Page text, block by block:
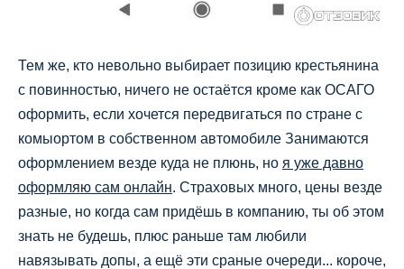
Тем же, кто невольно выбирает позицию крестьянина
с повинностью, ничего не остаётся кроме как ОСАГО
оформить, если хочется передвигаться по стране с
комыортом в собственном автомобиле Занимаются
оформлением везде куда не плюнь, но я уже давно
оформляю сам онлайн. Страховых много, цены везде
разные, но когда сам придёшь в компанию, ты об этом
знать не будешь, плюс раньше там любили
навязывать допы, а ещё эти сраные очереди... короче,